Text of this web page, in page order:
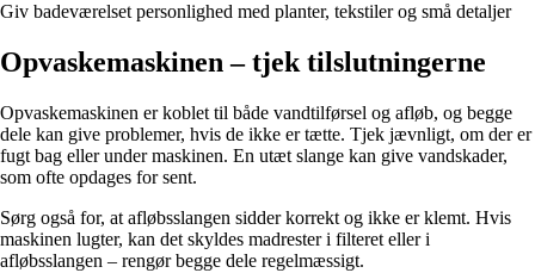
Giv badeværelset personlighed med planter, tekstiler og små detaljer
Opvaskemaskinen – tjek tilslutningerne
Opvaskemaskinen er koblet til både vandtilførsel og afløb, og begge
dele kan give problemer, hvis de ikke er tætte. Tjek jævnligt, om der er
fugt bag eller under maskinen. En utæt slange kan give vandskader,
som ofte opdages for sent.
Sørg også for, at afløbsslangen sidder korrekt og ikke er klemt. Hvis
maskinen lugter, kan det skyldes madrester i filteret eller i
afløbsslangen – rengør begge dele regelmæssigt.